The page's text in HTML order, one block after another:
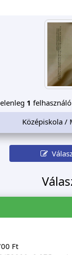
1
Középiskola /
Ft